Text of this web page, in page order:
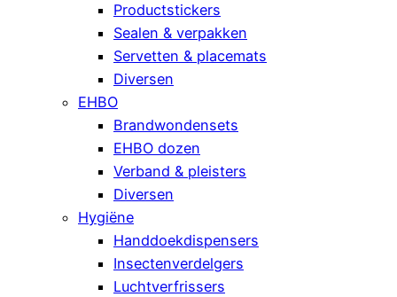
Productstickers
Sealen & verpakken
Servetten & placemats
Diversen
EHBO
Brandwondensets
EHBO dozen
Verband & pleisters
Diversen
Hygiëne
Handdoekdispensers
Insectenverdelgers
Luchtverfrissers